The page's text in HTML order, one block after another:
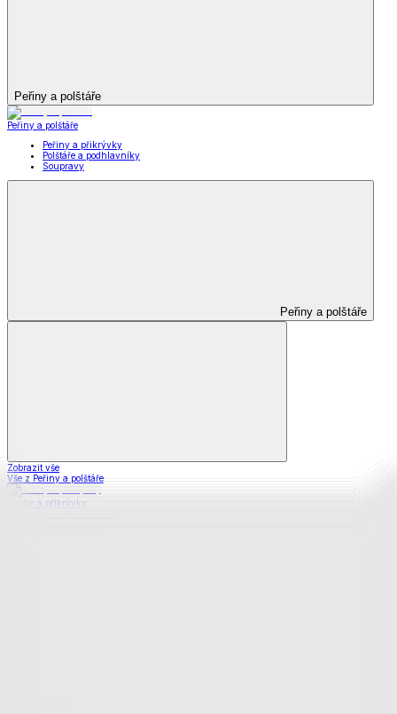
Peřiny a polštáře
Peřiny a polštáře
Peřiny a přikrývky
Polštáře a podhlavníky
Soupravy
Peřiny a polštáře
Zobrazit vše
Vše z Peřiny a polštáře
Peřiny a přikrývky